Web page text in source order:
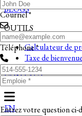
BLOGS
OUTILS
Calculateur de
Taxe de bienvenue
CONTACT
EN
Courriel *
Téléphone *
Entrez votre question ci-